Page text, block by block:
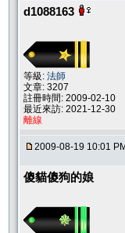
d1088163
等級: 法師
文章: 3207
註冊時間: 2009-02-10
最近來訪: 2021-12-30
離線
2009-08-19 10:01 PM
傻貓傻狗的娘